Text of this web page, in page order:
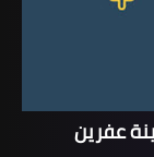
عفرين